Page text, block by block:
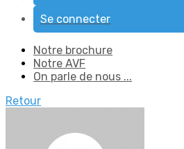
Se connecter
Notre brochure
Notre AVF
On parle de nous ...
Retour